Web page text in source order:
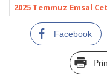
2025 Temmuz Emsal
Facebook